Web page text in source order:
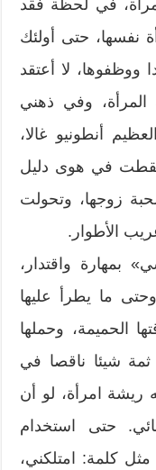
في لحظة فقد
نفسها، حتى أولئك
ووظفوها، لا أعتقد
المرأة، وفي ذهني
أنطونيو غالا،
سقطت في هوى دليل
زوجها، وتحولت
الأطوار.
بمهارة واقتدار،
ما يطرأ عليها
الحميمة، وحملها
شيئا ناقصا في
ريشة امرأة، لو أن
حتى استخدام
مثل كلمة: امتلكني،